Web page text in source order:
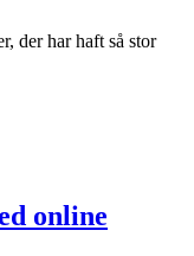
der har haft så stor
online